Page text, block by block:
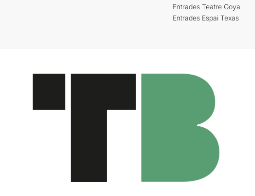
Entrades Teatre Goya
Entrades Espai Texas